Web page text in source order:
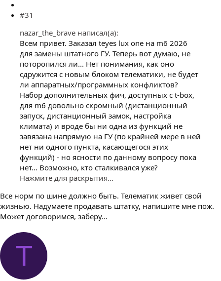
#31
nazar_the_brave написал(а):
Всем привет. Заказал teyes lux one на m6 2026
для замены штатного ГУ. Теперь вот думаю, не
поторопился ли... Нет понимания, как оно
сдружится с новым блоком телематики, не будет
ли аппаратных/программных конфликтов?
Набор дополнительных фич, доступных с t-box,
для m6 довольно скромный (дистанционный
запуск, дистанционный замок, настройка
климата) и вроде бы ни одна из функций не
завязана напрямую на ГУ (по крайней мере в ней
нет ни одного пункта, касающегося этих
функций) - но ясности по данному вопросу пока
нет... Возможно, кто сталкивался уже?
Нажмите для раскрытия...
Все норм по шине должно быть. Телематик живет свой
жизнью. Надумаете продавать штатку, напишите мне пож.
Может договоримся, заберу...
T